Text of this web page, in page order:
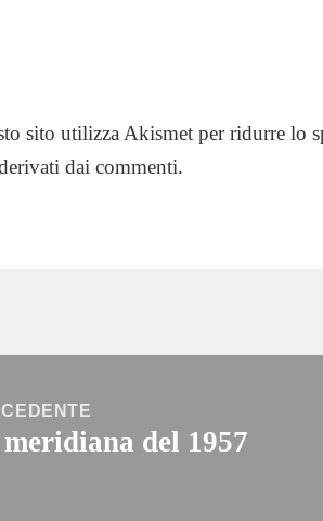
sito utilizza Akismet per ridurre lo
dai commenti.
del 1957